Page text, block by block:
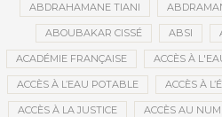
ABDRAHAMANE TIANI
ABOUBAKAR CISSÉ ABSI
ACADÉMIE FRANÇAISE ACCÈS À
ACCÈS À L’EAU POTABLE ACCÈS À
ACCÈS À LA JUSTICE ACCÈS AU